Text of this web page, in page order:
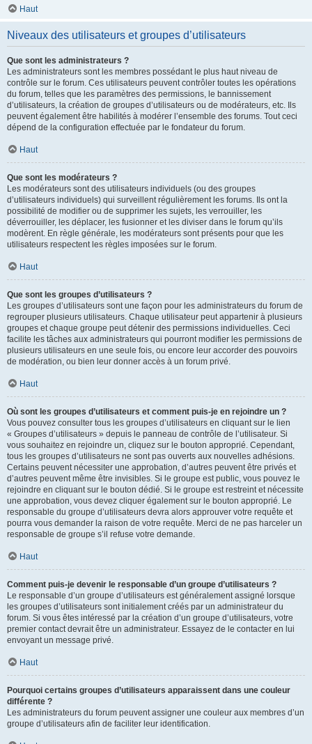
Haut
Niveaux des utilisateurs et groupes d’utilisateurs
Que sont les administrateurs ?
Les administrateurs sont les membres possédant le plus haut niveau de
contrôle sur le forum. Ces utilisateurs peuvent contrôler toutes les opérations
du forum, telles que les paramètres des permissions, le bannissement
d’utilisateurs, la création de groupes d’utilisateurs ou de modérateurs, etc. Ils
peuvent également être habilités à modérer l’ensemble des forums. Tout ceci
dépend de la configuration effectuée par le fondateur du forum.
Haut
Que sont les modérateurs ?
Les modérateurs sont des utilisateurs individuels (ou des groupes
d’utilisateurs individuels) qui surveillent régulièrement les forums. Ils ont la
possibilité de modifier ou de supprimer les sujets, les verrouiller, les
déverrouiller, les déplacer, les fusionner et les diviser dans le forum qu’ils
modèrent. En règle générale, les modérateurs sont présents pour que les
utilisateurs respectent les règles imposées sur le forum.
Haut
Que sont les groupes d’utilisateurs ?
Les groupes d’utilisateurs sont une façon pour les administrateurs du forum de
regrouper plusieurs utilisateurs. Chaque utilisateur peut appartenir à plusieurs
groupes et chaque groupe peut détenir des permissions individuelles. Ceci
facilite les tâches aux administrateurs qui pourront modifier les permissions de
plusieurs utilisateurs en une seule fois, ou encore leur accorder des pouvoirs
de modération, ou bien leur donner accès à un forum privé.
Haut
Où sont les groupes d’utilisateurs et comment puis-je en rejoindre un ?
Vous pouvez consulter tous les groupes d’utilisateurs en cliquant sur le lien
« Groupes d’utilisateurs » depuis le panneau de contrôle de l’utilisateur. Si
vous souhaitez en rejoindre un, cliquez sur le bouton approprié. Cependant,
tous les groupes d’utilisateurs ne sont pas ouverts aux nouvelles adhésions.
Certains peuvent nécessiter une approbation, d’autres peuvent être privés et
d’autres peuvent même être invisibles. Si le groupe est public, vous pouvez le
rejoindre en cliquant sur le bouton dédié. Si le groupe est restreint et nécessite
une approbation, vous devez cliquer également sur le bouton approprié. Le
responsable du groupe d’utilisateurs devra alors approuver votre requête et
pourra vous demander la raison de votre requête. Merci de ne pas harceler un
responsable de groupe s’il refuse votre demande.
Haut
Comment puis-je devenir le responsable d’un groupe d’utilisateurs ?
Le responsable d’un groupe d’utilisateurs est généralement assigné lorsque
les groupes d’utilisateurs sont initialement créés par un administrateur du
forum. Si vous êtes intéressé par la création d’un groupe d’utilisateurs, votre
premier contact devrait être un administrateur. Essayez de le contacter en lui
envoyant un message privé.
Haut
Pourquoi certains groupes d’utilisateurs apparaissent dans une couleur
différente ?
Les administrateurs du forum peuvent assigner une couleur aux membres d’un
groupe d’utilisateurs afin de faciliter leur identification.